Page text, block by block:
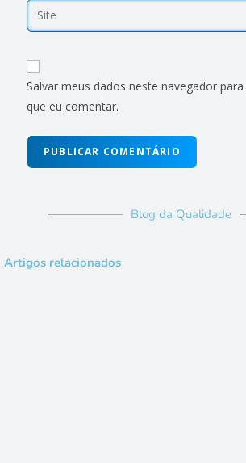
Salvar meus dados neste navegador
que eu comentar.
Blog da Qualidade
Artigos relacionados